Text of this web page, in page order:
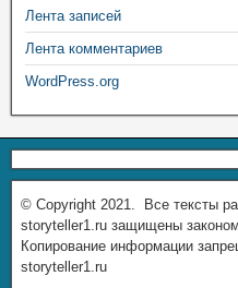
Лента записей
Лента комментариев
WordPress.org
© Copyright 2021. Все тексты
storyteller1.ru защищены
Копирование информации
storyteller1.ru